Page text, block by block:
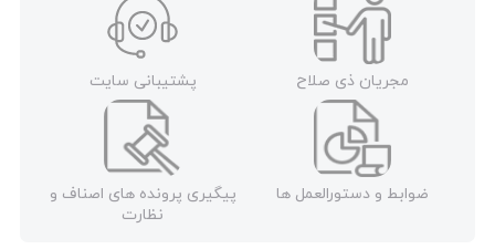
مجریان ذی صلاح پشتیبانی سایت
ضوابط و دستورالعمل ها
پیگیری پرونده های اصناف و
نظارت